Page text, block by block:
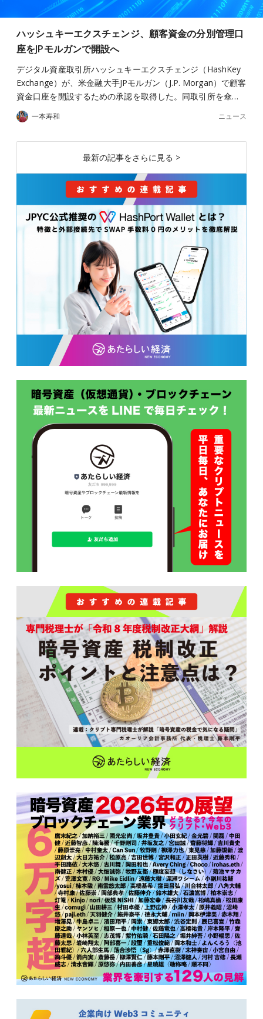
ハッシュキーエクスチェンジ、顧客資金の分別管理口
座をJPモルガンで開設へ
デジタル資産取引所ハッシュキーエクスチェンジ（HashKey
Exchange）が、米金融大手JPモルガン（J.P. Morgan）で顧客
資金口座を開設するための承認を取得した。同取引所を傘…
一本寿和 ニュース
最新の記事をさらに見る >